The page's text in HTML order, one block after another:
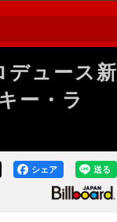
デュース新
ー・ラ
送る
シェア